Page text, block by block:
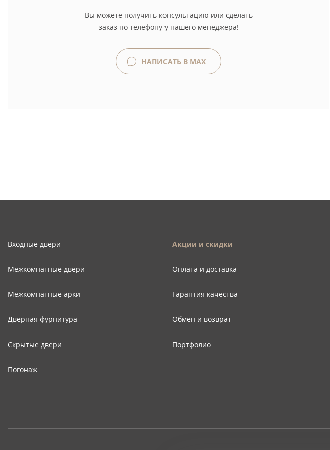
Вы можете получить консультацию или сделать
заказ по телефону у нашего менеджера!
НАПИСАТЬ В MAX
Входные двери
Межкомнатные двери
Межкомнатные арки
Дверная фурнитура
Скрытые двери
Погонаж
Акции и скидки
Оплата и доставка
Гарантия качества
Обмен и возврат
Портфолио